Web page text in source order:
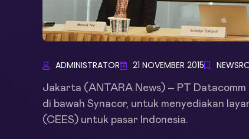
ADMINISTRATOR 21 NOVEMBER 2015
Jakarta (ANTARA News) – PT
di bawah Synacor, untuk menyediakan
(CEES) untuk pasar Indonesia.